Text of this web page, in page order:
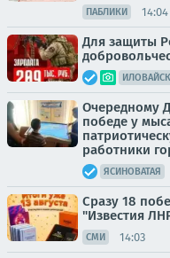
ПАБЛИКИ 14:04
Для защиты
ИЛОВАЙСК
Очередному
победе у
работники
ЯСИНОВАТАЯ
Сразу 18
"Известия
СМИ 14:03